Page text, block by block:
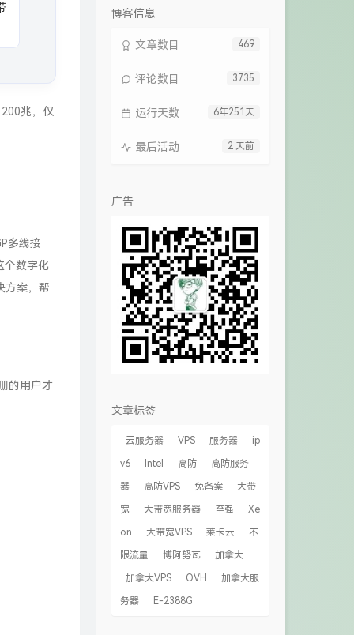
兆，仅
多线接
个数字化
方案，帮
的用户才
博客信息
469
文章数目
3735
评论数目
6年251天
运行天数
2 天前
最后活动
广告
文章标签
云服务器 VPS 服务器 ip
v6 Intel 高防 高防服务
器 高防VPS 免备案 大带
宽 大带宽服务器 至强 Xe
on 大带宽VPS 莱卡云 不
限流量 博阿努瓦 加拿大
加拿大VPS OVH 加拿大服
务器 E-2388G